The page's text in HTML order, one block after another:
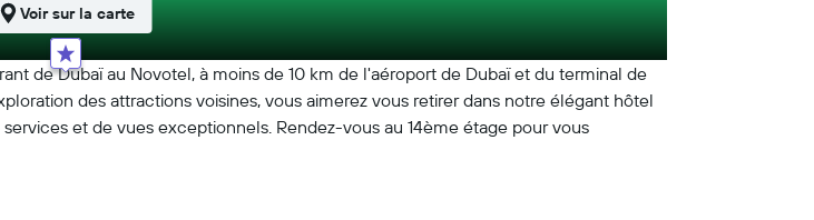
de Dubaï au Novotel, à moins de 10 km de l'aéroport de Dubaï et du terminal de
des attractions voisines, vous aimerez vous retirer dans notre élégant hôtel
et de vues exceptionnels. Rendez-vous au 14ème étage pour vous
Voir sur la carte